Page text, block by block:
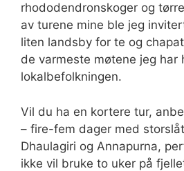
rhododendronskoger og
av turene mine ble jeg
liten landsby for te og
de varmeste møtene jeg har
lokalbefolkningen.
Vil du ha en kortere tur,
– fire-fem dager med
Dhaulagiri og Annapurna,
ikke vil bruke to uker på